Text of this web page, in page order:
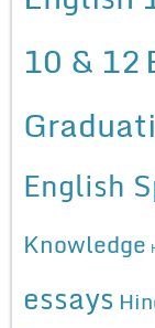
10 & 12
English
Knowledge
essays